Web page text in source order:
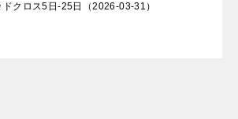
ドクロス5日-25日（2026-03-31）